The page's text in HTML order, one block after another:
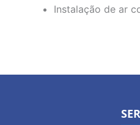
Instalação de ar